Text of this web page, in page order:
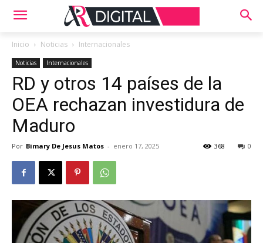
Inicio Noticias Internacionales
Noticias Internacionales
RD y otros 14 países de la
OEA rechazan investidura de
Maduro
Por Bimary De Jesus Matos - enero 17, 2025 0
368